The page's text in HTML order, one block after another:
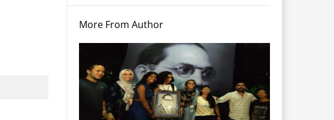
More From Author